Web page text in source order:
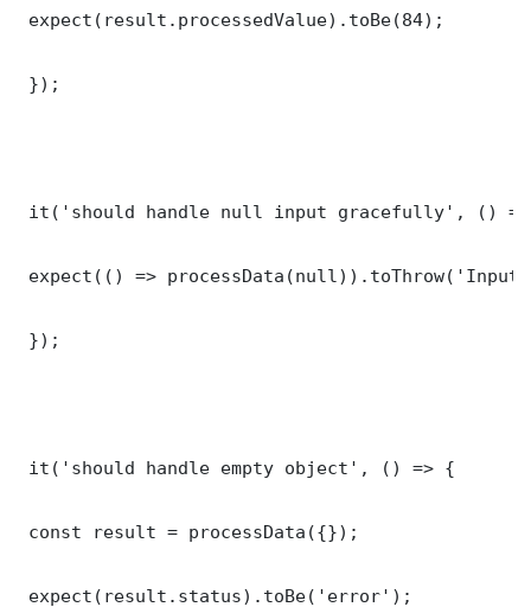
expect(result.processedValue).toBe(84);
});
it('should handle null input gracefully', ()
expect(() =>
});
it('should handle empty object', () => {
const result = processData({});
expect(result.status).toBe('error');